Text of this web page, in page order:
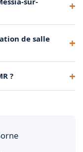
plomberie,
de salle
des travaux et
?